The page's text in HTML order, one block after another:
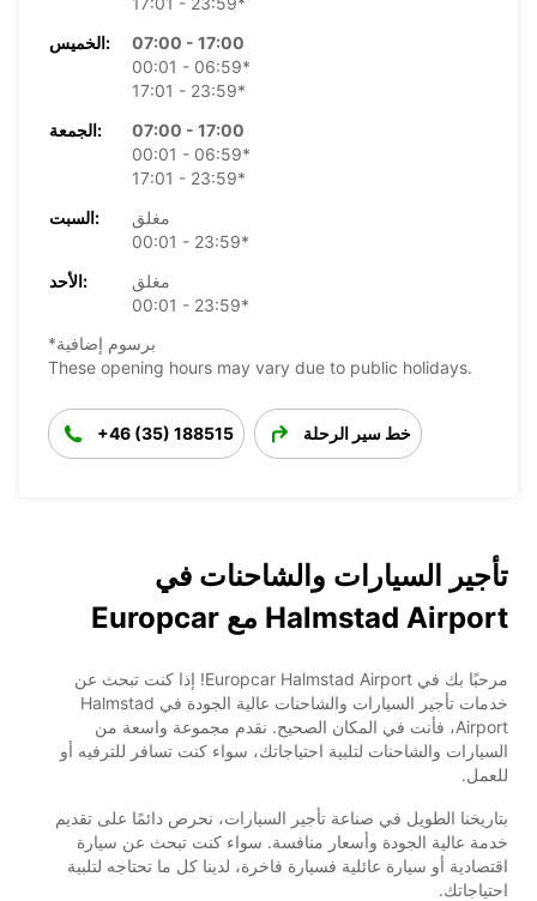
الخميس:
07:00 - 17:00
00:01 - 06:59*
17:01 - 23:59*
الجمعة:
07:00 - 17:00
00:01 - 06:59*
17:01 - 23:59*
السبت:
مغلق
00:01 - 23:59*
الأحد:
مغلق
00:01 - 23:59*
*برسوم إضافية
These opening hours may vary due to public holidays.
+46 (35) 188515 خط سير الرحلة
تأجير السيارات والشاحنات في
Halmstad Airport مع Europcar
مرحبًا بك في Europcar Halmstad Airport! إذا كنت تبحث عن
خدمات تأجير السيارات والشاحنات عالية الجودة في Halmstad
Airport، فأنت في المكان الصحيح. نقدم مجموعة واسعة من
السيارات والشاحنات لتلبية احتياجاتك، سواء كنت تسافر للترفيه أو
للعمل.
بتاريخنا الطويل في صناعة تأجير السيارات، نحرص دائمًا على تقديم
خدمة عالية الجودة وأسعار منافسة. سواء كنت تبحث عن سيارة
اقتصادية أو سيارة عائلية فسيارة فاخرة، لدينا كل ما تحتاجه لتلبية
احتياجاتك.